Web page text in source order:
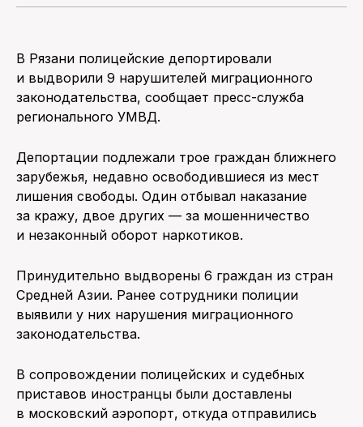
В Рязани полицейские депортировали
и выдворили 9 нарушителей миграционного
законодательства, сообщает пресс-служба
регионального УМВД.
Депортации подлежали трое граждан ближнего
зарубежья, недавно освободившиеся из мест
лишения свободы. Один отбывал наказание
за кражу, двое других — за мошенничество
и незаконный оборот наркотиков.
Принудительно выдворены 6 граждан из стран
Средней Азии. Ранее сотрудники полиции
выявили у них нарушения миграционного
законодательства.
В сопровождении полицейских и судебных
приставов иностранцы были доставлены
в московский аэропорт, откуда отправились